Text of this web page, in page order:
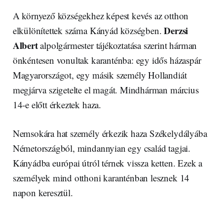
A környező községekhez képest kevés az otthon
elkülönítettek száma Kányád községben.Derzsi
Albertalpolgármester tájékoztatása szerint hárman
önkéntesen vonultak karanténba: egy idős házaspár
Magyarországot, egy másik személy Hollandiát
megjárva szigetelte el magát. Mindhárman március
14-e előtt érkeztek haza.
Nemsokára hat személy érkezik haza Székelydályába
Németországból, mindannyian egy család tagjai.
Kányádba európai útról térnek vissza ketten. Ezek a
személyek mind otthoni karanténban lesznek 14
napon keresztül.